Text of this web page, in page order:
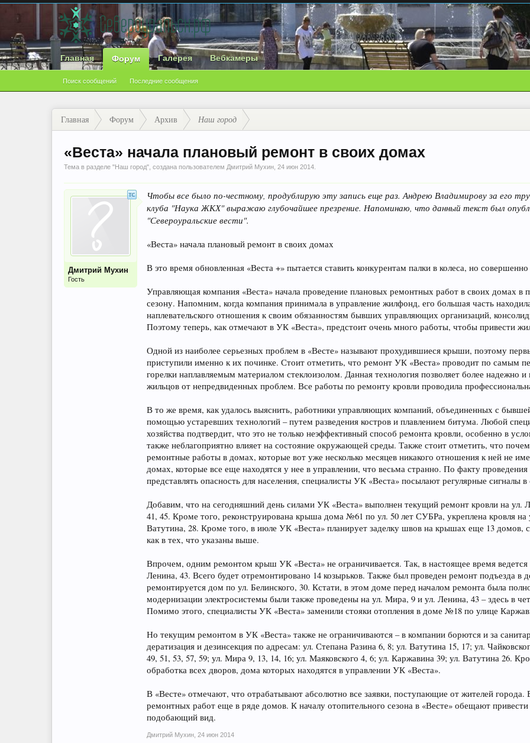
Главная Форум
Поиск сообщений Последние сообщения
Галерея Вебкамеры
Главная Форум Архив Наш город
«Веста» начала плановый ремонт в своих домах
Тема в разделе "Наш город", создана пользователем Дмитрий Мухин 24 июн 2014
Дмитрий Мухин
Гость
Чтобы все было по-честному, продублирую эту запись еще раз. Андрею Владимирову за его
клуба "Наука ЖКХ" выражаю глубочайшее презрение. Напоминаю, что данный текст был
"Североуральские вести".
«Веста» начала плановый ремонт в своих домах
В это время обновленная «Веста +» пытается ставить конкурентам палки в колеса, но
Управляющая компания «Веста» начала проведение плановых ремонтных работ в своих домах в
сезону. Напомним, когда компания принимала в управление жилфонд, его большая часть
наплевательского отношения к своим обязанностям бывших управляющих организаций,
Поэтому теперь, как отмечают в УК «Веста», предстоит очень много работы, чтобы привести
Одной из наиболее серьезных проблем в «Весте» называют прохудившиеся крыши, поэтому
приступили именно к их починке. Стоит отметить, что ремонт УК «Веста» проводит по самым
горелки наплавляемым материалом стеклоизолом. Данная технология позволяет более надежно
жильцов от непредвиденных проблем. Все работы по ремонту кровли проводила
В то же время, как удалось выяснить, работники управляющих компаний, объединенных с
помощью устаревших технологий – путем разведения костров и плавлением битума. Любой
хозяйства подтвердит, что это не только неэффективный способ ремонта кровли, особенно в
также неблагоприятно влияет на состояние окружающей среды. Также стоит отметить, что
ремонтные работы в домах, которые вот уже несколько месяцев никакого отношения к ней не
домах, которые все еще находятся у нее в управлении, что весьма странно. По факту
представлять опасность для населения, специалисты УК «Веста» посылают регулярные сигналы
Добавим, что на сегодняшний день силами УК «Веста» выполнен текущий ремонт кровли на ул.
41, 45. Кроме того, реконструирована крыша дома №61 по ул. 50 лет СУБРа, укреплена кровля
Ватутина, 28. Кроме того, в июле УК «Веста» планирует заделку швов на крышах еще 13 домов,
как в тех, что указаны выше.
Впрочем, одним ремонтом крыш УК «Веста» не ограничивается. Так, в настоящее время ведется
Ленина, 43. Всего будет отремонтировано 14 козырьков. Также был проведен ремонт подъезда в
ремонтируется дом по ул. Белинского, 30. Кстати, в этом доме перед началом ремонта была
модернизации электросистемы были также проведены на ул. Мира, 9 и ул. Ленина, 43 – здесь в
Помимо этого, специалисты УК «Веста» заменили стояки отопления в доме №18 по улице
Но текущим ремонтом в УК «Веста» также не ограничиваются – в компании борются и за
дератизация и дезинсекция по адресам: ул. Степана Разина 6, 8; ул. Ватутина 15, 17; ул.
49, 51, 53, 57, 59; ул. Мира 9, 13, 14, 16; ул. Маяковского 4, 6; ул. Каржавина 39; ул. Ватутина 26.
обработка всех дворов, дома которых находятся в управлении УК «Веста».
В «Весте» отмечают, что отрабатывают абсолютно все заявки, поступающие от жителей
ремонтных работ еще в ряде домов. К началу отопительного сезона в «Весте» обещают
подобающий вид.
Дмитрий Мухин 24 июн 2014